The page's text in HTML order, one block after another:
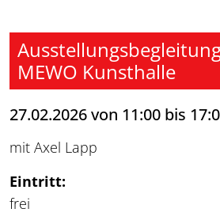
MEWO Kunsthalle
27.02.2026 von 11:00 bis
mit Axel Lapp
Eintritt:
frei